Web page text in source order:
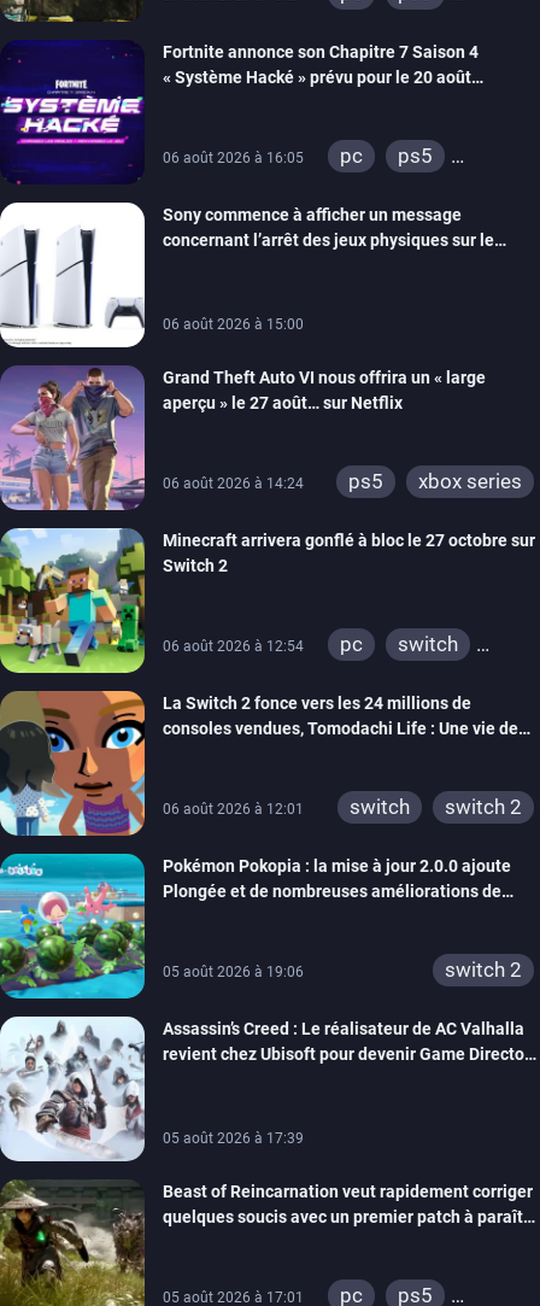
switch 2
Fortnite annonce son Chapitre 7 Saison 4
« Système Hacké » prévu pour le 20 août
06 août 2026 à 16:05 pc
ps5
switch
ios
android
ps4
Sony commence à afficher un message
concernant l’arrêt des jeux physiques sur le
06 août 2026 à 15:00
Grand Theft Auto VI nous offrira un « large
aperçu » le 27 août… sur Netflix
06 août 2026 à 14:24 ps5 xbox series
Minecraft arrivera gonflé à bloc le 27 octobre sur
Switch 2
06 août 2026 à 12:54 pc
switch
xbox one
wiiu
3ds
ps3
switch 2
La Switch 2 fonce vers les 24 millions de
consoles vendues, Tomodachi Life : Une vie de
06 août 2026 à 12:01 switch switch 2
Pokémon Pokopia : la mise à jour 2.0.0 ajoute
Plongée et de nombreuses améliorations de
05 août 2026 à 19:06 switch 2
Assassin’s Creed : Le réalisateur de AC Valhalla
revient chez Ubisoft pour devenir Game Director
05 août 2026 à 17:39
Beast of Reincarnation veut rapidement corriger
quelques soucis avec un premier patch à paraître
05 août 2026 à 17:01 pc ps5